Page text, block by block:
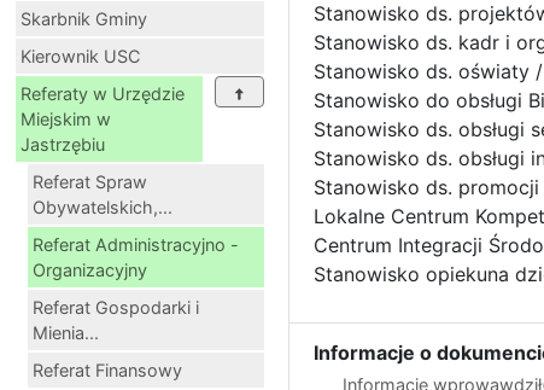
Skarbnik Gminy
Kierownik USC
Referaty w Urzędzie
Miejskim w
Jastrzębiu
Referat Spraw
Obywatelskich,...
Referat Administracyjno -
Organizacyjny
Referat Gospodarki i
Mienia...
Referat Finansowy
Stanowisko ds.
Stanowisko ds. kadr i
Stanowisko ds. oświaty
Stanowisko do obsługi
Stanowisko ds. obsługi
Stanowisko ds. obsługi
Stanowisko ds.
Lokalne Centrum
Centrum Integracji
Stanowisko opiekuna
Informacje o
Informację